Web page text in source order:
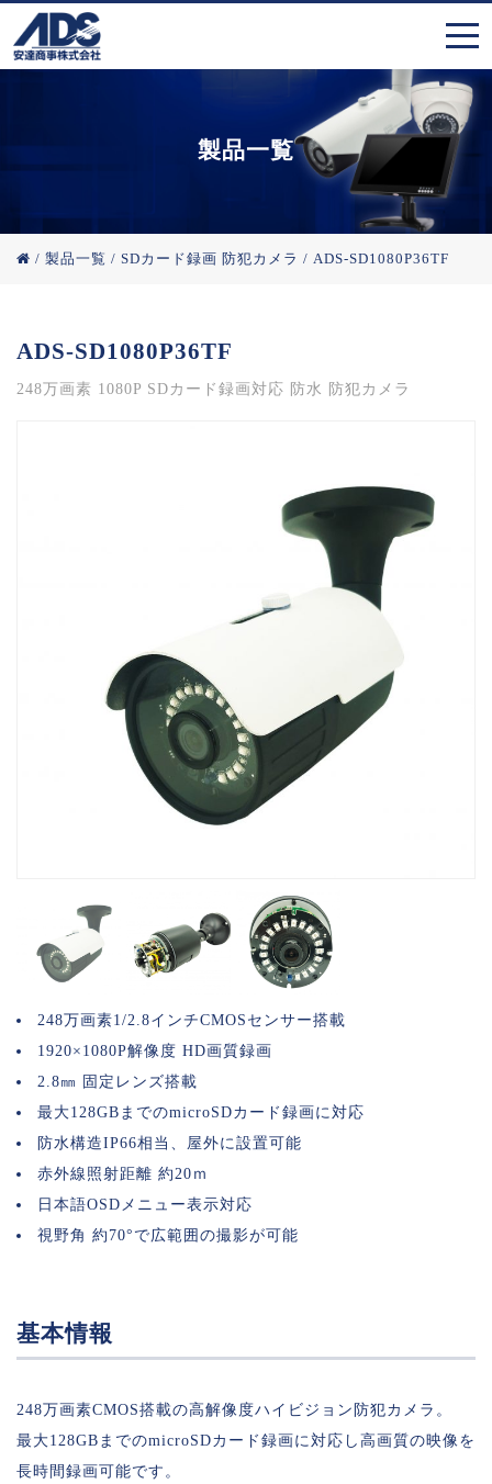
製品一覧
/ 製品一覧 / SDカード録画 防犯カメラ / ADS-SD1080P36TF
ADS-SD1080P36TF
248万画素 1080P SDカード録画対応 防水 防犯カメラ
248万画素1/2.8インチCMOSセンサー搭載
1920×1080P解像度 HD画質録画
2.8㎜ 固定レンズ搭載
最大128GBまでのmicroSDカード録画に対応
防水構造IP66相当、屋外に設置可能
赤外線照射距離 約20ｍ
日本語OSDメニュー表示対応
視野角 約70°で広範囲の撮影が可能
基本情報
248万画素CMOS搭載の高解像度ハイビジョン防犯カメラ。
最大128GBまでのmicroSDカード録画に対応し高画質の映像を
長時間録画可能です。